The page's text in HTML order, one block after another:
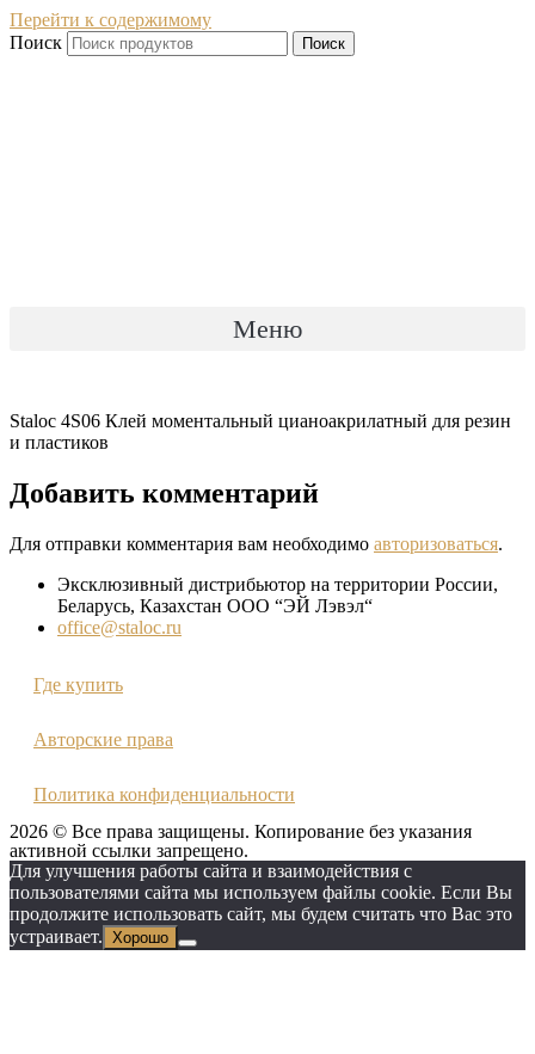
Перейти к содержимому
Поиск
Поиск
Меню
Staloc 4S06 Клей моментальный цианоакрилатный для резин
и пластиков
Добавить комментарий
Для отправки комментария вам необходимо авторизоваться.
Эксклюзивный дистрибьютор на территории России,
Беларусь, Казахстан ООО “ЭЙ Лэвэл“
office@staloc.ru
Где купить
Авторские права
Политика конфиденциальности
2026 © Все права защищены. Копирование без указания
активной ссылки запрещено.
Для улучшения работы сайта и взаимодействия с
пользователями сайта мы используем файлы cookie. Если Вы
продолжите использовать сайт, мы будем считать что Вас это
устраивает. Хорошо